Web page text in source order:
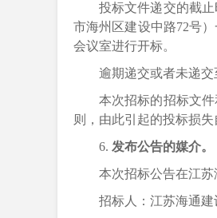
投标文件递交的截
市海州区建设中路72号
会议室进行开标。
逾期递交或者未递交
本次招标的招标文
则，由此引起的投标损失
6. 发布公告的媒介。
本次招标公告在江
招标人：江苏海通建